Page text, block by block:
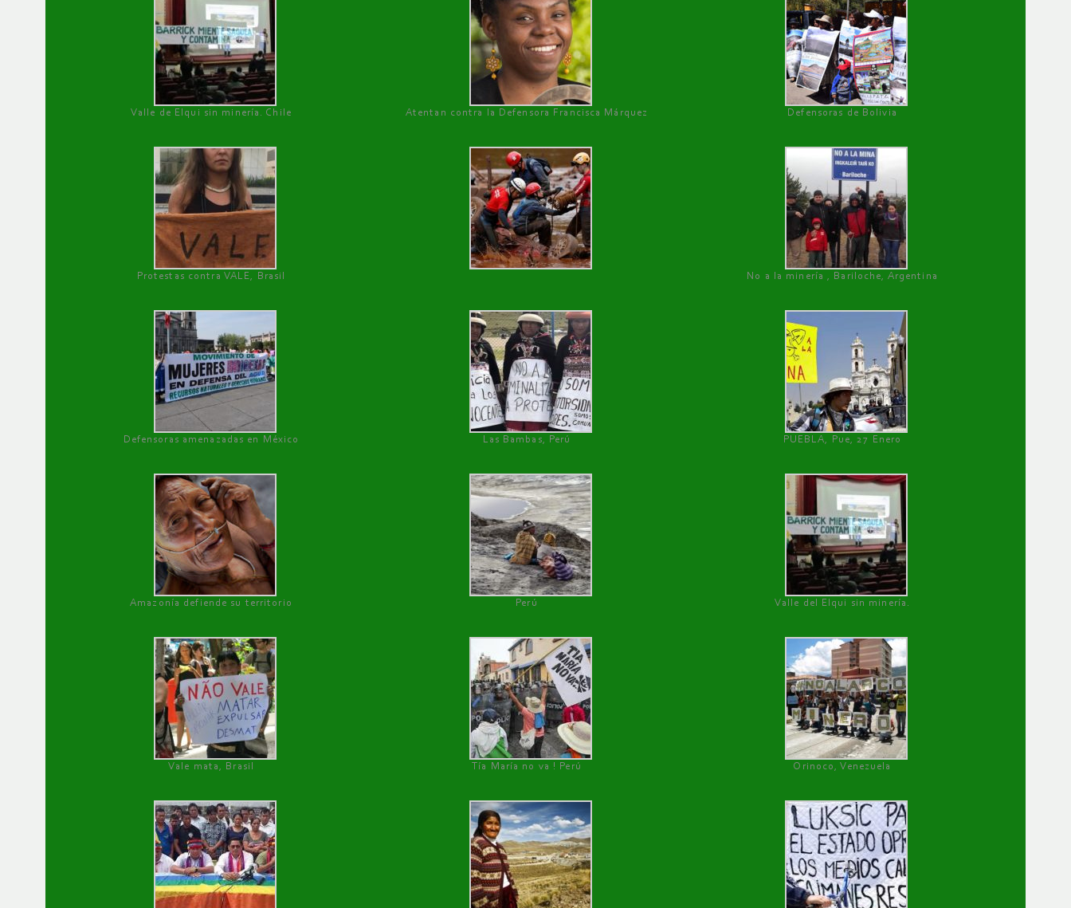
Valle de Elqui sin minería. Chile Atentan contra la Defensora Francisca Márquez Defensoras de Bolivia
Protestas contra VALE, Brasil No a la minería , Bariloche, Argentina
Defensoras amenazadas en México Las Bambas, Perú PUEBLA, Pue, 27 Enero
Amazonía defiende su territorio Perú Valle del Elqui sin minería.
Vale mata, Brasil Tía María no va ! Perú Orinoco, Venezuela